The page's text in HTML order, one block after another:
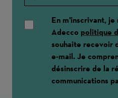
En m'inscrivant, je
Adecco politique
souhaite recevoir
e-mail. Je
désinscrire de la
communications